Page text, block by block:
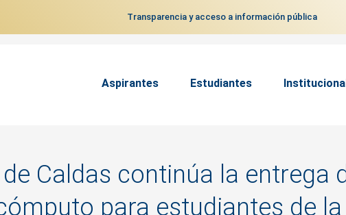
Transparencia y acceso a información pública
Aspirantes Estudiantes
Caldas continúa la entrega
para estudiantes de la